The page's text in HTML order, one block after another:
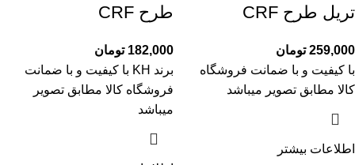
تریل طرح CRF
259,000 تومان
با کیفیت و با ضمانت فروشگاه
کالا مطابق تصویر میباشد
اطلاعات بیشتر
طرح CRF
182,000 تومان
برند KH با کیفیت و با ضمانت
فروشگاه کالا مطابق تصویر
میباشد